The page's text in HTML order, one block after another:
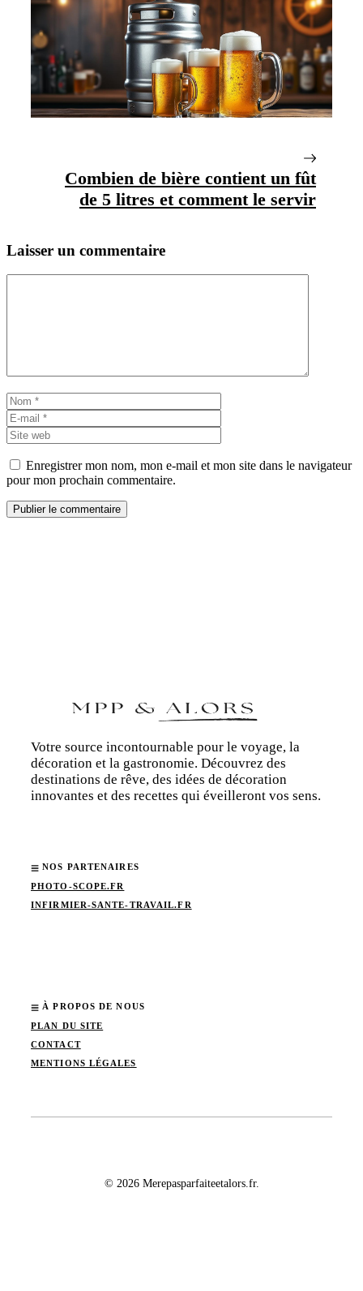
Combien de bière contient un fût
de 5 litres et comment le servir
Laisser un commentaire
Nom
mail
web
Enregistrer mon nom, mon e-mail et mon site dans le navigateur
pour mon prochain commentaire.
Votre source incontournable pour le voyage, la
décoration et la gastronomie. Découvrez des
destinations de rêve, des idées de décoration
innovantes et des recettes qui éveilleront vos sens.
NOS PARTENAIRES
PHOTO-SCOPE.FR
INFIRMIER-SANTE-TRAVAIL.FR
À PROPOS DE NOUS
PLAN DU SITE
CONTACT
MENTIONS LÉGALES
© 2026 Merepasparfaiteetalors.fr.